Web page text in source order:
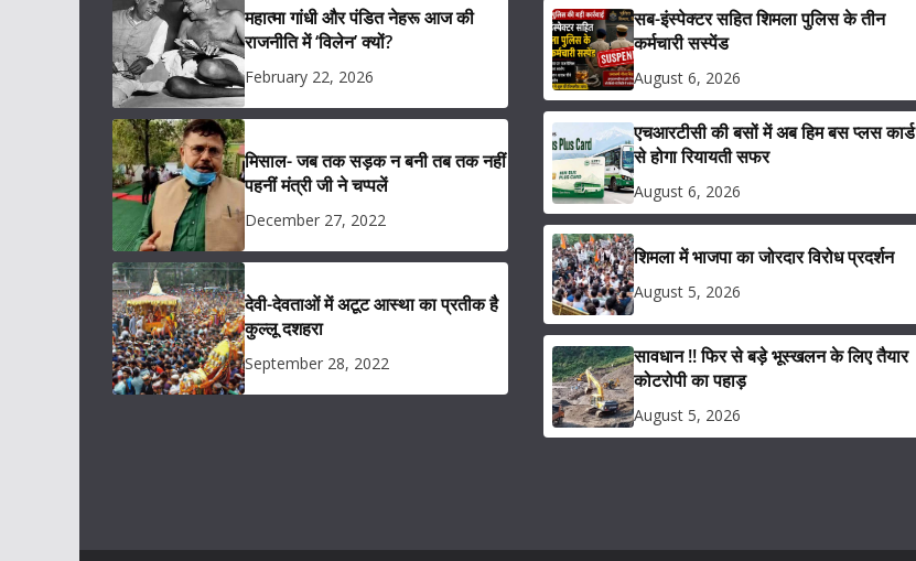
महात्मा गांधी और पंडित नेहरू आज की
राजनीति में ‘विलेन’ क्यों?
February 22, 2026
मिसाल- जब तक सड़क न बनी तब तक नहीं
पहनीं मंत्री जी ने चप्पलें
December 27, 2022
देवी-देवताओं में अटूट आस्था का प्रतीक है
कुल्लू दशहरा
September 28, 2022
सब-इंस्पेक्टर सहित शिमला पुलिस के तीन
कर्मचारी सस्पेंड
August 6, 2026
एचआरटीसी की बसों में अब हिम बस प्लस कार्ड
से होगा रियायती सफर
August 6, 2026
शिमला में भाजपा का जोरदार विरोध प्रदर्शन
August 5, 2026
सावधान !! फिर से बड़े भूस्खलन के लिए तैयार
कोटरोपी का पहाड़
August 5, 2026